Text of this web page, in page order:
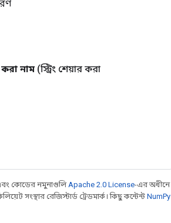
নাম (স্ট্রিং শেয়ার করা
কোডের নমুনাগুলি Apache 2.0 License-এর অধীনে
সংস্থার রেজিস্টার্ড ট্রেডমার্ক। কিছু কন্টেন্টNumPy